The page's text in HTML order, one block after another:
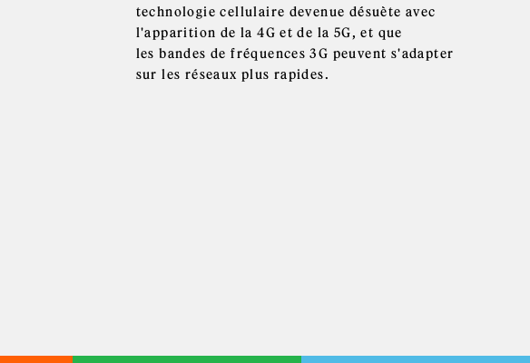
technologie cellulaire devenue désuète avec
l'apparition de la 4G et de la 5G, et que
les bandes de fréquences 3G peuvent s'adapter
sur les réseaux plus rapides.